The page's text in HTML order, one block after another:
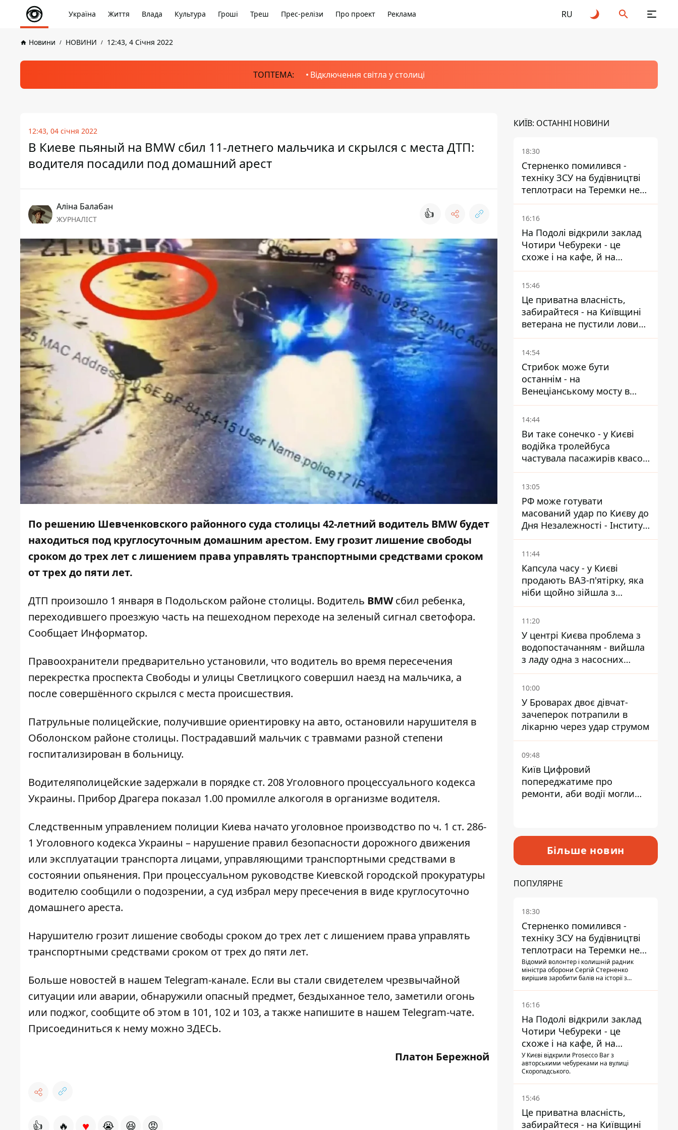
Україна Життя Влада Культура Гроші Треш Прес-релізи Про проект Реклама RU
Новини НОВИНИ 12:43, 4 Січня 2022
ТОПТЕМА: Відключення світла у столиці
12:43, 04 січня 2022
В Киеве пьяный на BMW сбил 11-летнего мальчика и скрылся с места ДТП:
водителя посадили под домашний арест
Аліна Балабан
ЖУРНАЛІСТ 👍
По решению Шевченковского районного суда столицы 42-летний водитель BMW будет
находиться под круглосуточным домашним арестом. Ему грозит лишение свободы
сроком до трех лет с лишением права управлять транспортными средствами сроком
от трех до пяти лет.
ДТП произошло 1 января в Подольском районе столицы. Водитель BMWсбил ребенка,
переходившего проезжую часть на пешеходном переходе на зеленый сигнал светофора.
Сообщает Информатор.
Правоохранители предварительно установили, что водитель во время пересечения
перекрестка проспекта Свободы и улицы Светлицкого совершил наезд на мальчика, а
после совершённого скрылся с места происшествия.
Патрульные полицейские, получившие ориентировку на авто, остановили нарушителя в
Оболонском районе столицы. Пострадавший мальчик с травмами разной степени
госпитализирован в больницу.
Водителяполицейские задержали в порядке ст. 208 Уголовного процессуального кодекса
Украины. Прибор Драгера показал 1.00 промилле алкоголя в организме водителя.
Следственным управлением полиции Киева начато уголовное производство по ч. 1 ст. 286-
1 Уголовного кодекса Украины – нарушение правил безопасности дорожного движения
или эксплуатации транспорта лицами, управляющими транспортными средствами в
состоянии опьянения. При процессуальном руководстве Киевской городской прокуратуры
водителю сообщили о подозрении, а суд избрал меру пресечения в виде круглосуточно
домашнего ареста.
Нарушителю грозит лишение свободы сроком до трех лет с лишением права управлять
транспортными средствами сроком от трех до пяти лет.
Больше новостей в нашем Telegram-канале. Если вы стали свидетелем чрезвычайной
ситуации или аварии, обнаружили опасный предмет, бездыханное тело, заметили огонь
или поджог, сообщите об этом в 101, 102 и 103, а также напишите в нашем Telegram-чате.
Присоединиться к нему можно ЗДЕСЬ.
Платон Бережной
👍 🔥 ♥ 😭 😆 😡
КИЇВ: ОСТАННІ НОВИНИ
18:30
Стерненко помилився -
техніку ЗСУ на будівництві
теплотраси на Теремки не
задіяли
16:16
На Подолі відкрили заклад
Чотири Чебуреки - це
схоже і на кафе, й на
фастфуд
15:46
Це приватна власність,
забирайтеся - на Київщині
ветерана не пустили ловити
рибу в озері
14:54
Стрибок може бути
останнім - на
Венеціанському мосту в
Гідропарку встановили
таблички для відчайдухів
14:44
Ви таке сонечко - у Києві
водійка тролейбуса
частувала пасажирів квасом
під час знеструмлення
мережі
13:05
РФ може готувати
масований удар по Києву до
Дня Незалежності - Інститут
вивчення війни
11:44
Капсула часу - у Києві
продають ВАЗ-п'ятірку, яка
ніби щойно зійшла з
конвейєра
11:20
У центрі Києва проблема з
водопостачанням - вийшла
з ладу одна з насосних
станцій
10:00
У Броварах двоє дівчат-
зачеперок потрапили в
лікарню через удар струмом
09:48
Київ Цифровий
попереджатиме про
ремонти, аби водії могли
Більше новин
ПОПУЛЯРНЕ
18:30
Стерненко помилився -
техніку ЗСУ на будівництві
теплотраси на Теремки не
задіяли
Відомий волонтер і колишній радник
міністра оборони Сергій Стерненко
вирішив заробити балів на історії з
ЗСУ", втім, це виявилося неправдою
16:16
На Подолі відкрили заклад
Чотири Чебуреки - це
схоже і на кафе, й на
фастфуд
У Києві відкрили Prosecco Bar з
авторськими чебуреками на вулиці
Скоропадського.
15:46
Це приватна власність,
забирайтеся - на Київщині